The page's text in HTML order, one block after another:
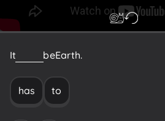
It beEarth.
has to